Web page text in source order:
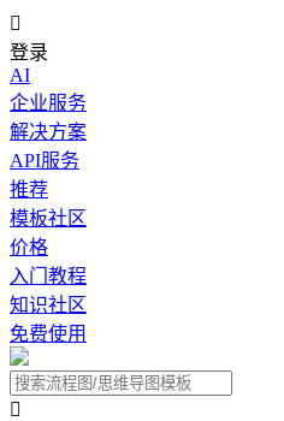

登录
AI
企业服务
解决方案
API服务
推荐
模板社区
价格
入门教程
知识社区
免费使用
